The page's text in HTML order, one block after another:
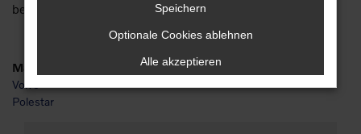
bequemen monatlichen Raten.
Marken
Volvo
Polestar
Speichern
Optionale Cookies ablehnen
Alle akzeptieren